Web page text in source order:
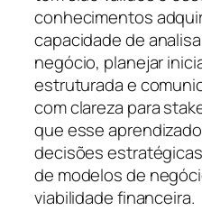
conhecimentos
capacidade de
negócio, planejar
estruturada e
com clareza para
que esse
decisões
de modelos de
viabilidade financeira.